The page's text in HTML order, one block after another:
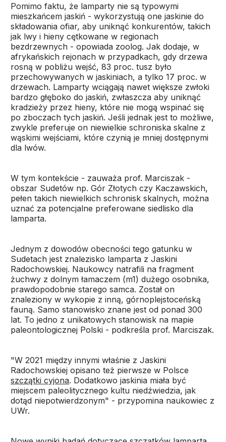
Pomimo faktu, że lamparty nie są typowymi
mieszkańcem jaskiń - wykorzystują one jaskinie do
składowania ofiar, aby uniknąć konkurentów, takich
jak lwy i hieny cętkowane w regionach
bezdrzewnych - opowiada zoolog. Jak dodaje, w
afrykańskich rejonach w przypadkach, gdy drzewa
rosną w pobliżu wejść, 83 proc. tusz było
przechowywanych w jaskiniach, a tylko 17 proc. w
drzewach. Lamparty wciągają nawet większe zwłoki
bardzo głęboko do jaskiń, zwłaszcza aby uniknąć
kradzieży przez hieny, które nie mogą wspinać się
po zboczach tych jaskiń. Jeśli jednak jest to możliwe,
zwykle preferuje on niewielkie schroniska skalne z
wąskimi wejściami, które czynią je mniej dostępnymi
dla lwów.
W tym kontekście - zauważa prof. Marciszak -
obszar Sudetów np. Gór Złotych czy Kaczawskich,
pełen takich niewielkich schronisk skalnych, można
uznać za potencjalne preferowane siedlisko dla
lamparta.
Jednym z dowodów obecności tego gatunku w
Sudetach jest znalezisko lamparta z Jaskini
Radochowskiej. Naukowcy natrafili na fragment
żuchwy z dolnym łamaczem (m1) dużego osobnika,
prawdopodobnie starego samca. Został on
znaleziony w wykopie z inną, górnoplejstoceńską
fauną. Samo stanowisko znane jest od ponad 300
lat. To jedno z unikatowych stanowisk na mapie
paleontologicznej Polski - podkreśla prof. Marciszak.
"W 2021 między innymi właśnie z Jaskini
Radochowskiej opisano też pierwsze w Polsce
szczątki cyjona. Dodatkowo jaskinia miała być
miejscem paleolitycznego kultu niedźwiedzia, jak
dotąd niepotwierdzonym" - przypomina naukowiec z
UWr.